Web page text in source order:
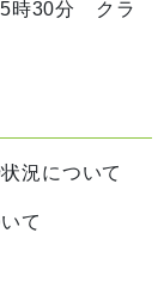
時30分 クラ
況について
て